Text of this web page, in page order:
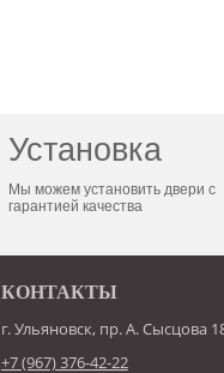
Установка
Мы можем установить двери с
гарантией качества
КОНТАКТЫ
г. Ульяновск, пр. А. Сысцова
+7 (967) 376-42-22